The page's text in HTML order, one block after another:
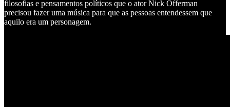
filosofias e pensamentos políticos que o ator Nick Offerman
precisou fazer uma música para que as pessoas entendessem que
aquilo era um personagem.